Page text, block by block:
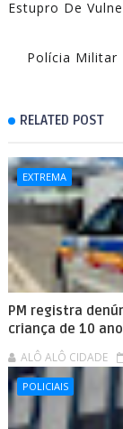
Estupro De
Polícia Militar
RELATED POST
EXTREMA
PM registra
criança de 10
ALÔ ALÔ CIDADE
POLICIAIS